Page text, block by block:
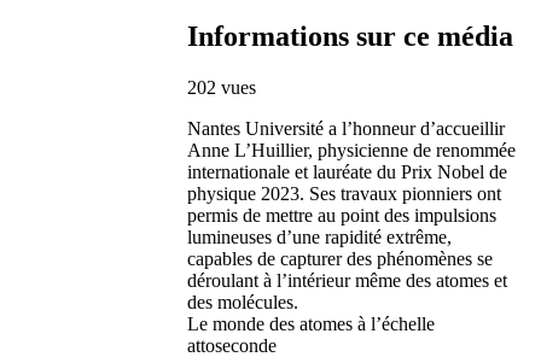
Informations sur ce média
202 vues
Nantes Université a l’honneur d’accueillir
Anne L’Huillier, physicienne de renommée
internationale et lauréate du Prix Nobel de
physique 2023. Ses travaux pionniers ont
permis de mettre au point des impulsions
lumineuses d’une rapidité extrême,
capables de capturer des phénomènes se
déroulant à l’intérieur même des atomes et
des molécules.
Le monde des atomes à l’échelle
attoseconde